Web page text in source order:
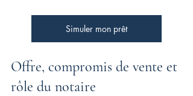
Simuler mon prêt
Offre, compromis de vente et
rôle du notaire